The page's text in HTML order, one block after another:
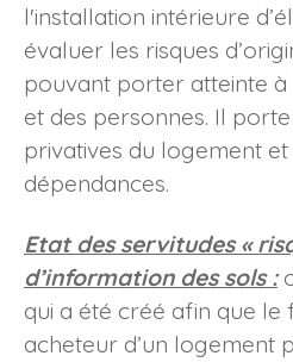
l'installation intérieure
évaluer les risques
pouvant porter atteinte à
et des personnes. Il
privatives du logement et
dépendances.
Etat des servitudes «
d’information des sols :
qui a été créé afin que
acheteur d’un logement